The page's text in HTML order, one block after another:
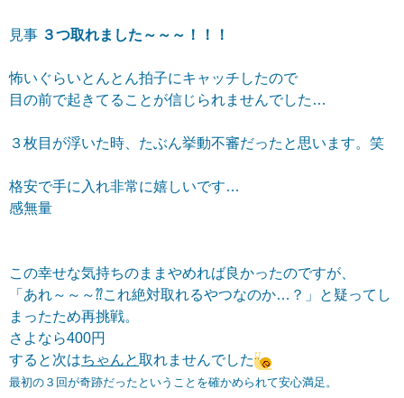
見事 ３つ取れました～～～！！！
怖いぐらいとんとん拍子にキャッチしたので
目の前で起きてることが信じられませんでした…
３枚目が浮いた時、たぶん挙動不審だったと思います。笑
格安で手に入れ非常に嬉しいです…
感無量
この幸せな気持ちのままやめれば良かったのですが、
「あれ～～～⁇これ絶対取れるやつなのか…？」と疑ってし
まったため再挑戦。
さよなら400円
すると次はちゃんと取れませんでした
最初の３回が奇跡だったということを確かめられて安心満足。